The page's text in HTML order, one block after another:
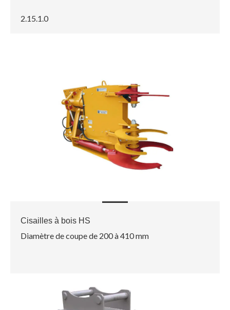
2.15.1.0
Cisailles à bois HS
Diamètre de coupe de 200 à 410 mm